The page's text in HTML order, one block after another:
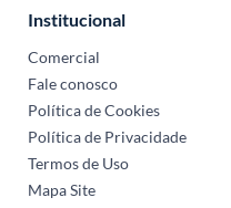
Institucional
Comercial
Fale conosco
Política de Cookies
Política de Privacidade
Termos de Uso
Mapa Site